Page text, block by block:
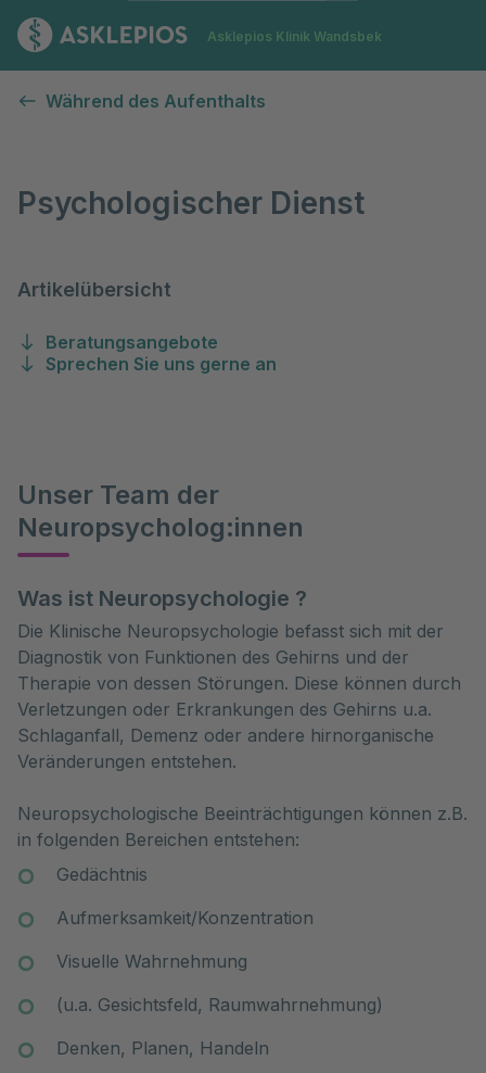
Zur Startseite
Asklepios Klinik Wandsbek
Während des Aufenthalts
Psychologischer Dienst
Artikelübersicht
Beratungsangebote
Sprechen Sie uns gerne an
Unser Team der
Neuropsycholog:innen
Was ist Neuropsychologie ?
Die Klinische Neuropsychologie befasst sich mit der
Diagnostik von Funktionen des Gehirns und der
Therapie von dessen Störungen. Diese können durch
Verletzungen oder Erkrankungen des Gehirns u.a.
Schlaganfall, Demenz oder andere hirnorganische
Veränderungen entstehen.
Neuropsychologische Beeinträchtigungen können z.B.
in folgenden Bereichen entstehen:
Gedächtnis
Aufmerksamkeit/Konzentration
Visuelle Wahrnehmung
(u.a. Gesichtsfeld, Raumwahrnehmung)
Denken, Planen, Handeln